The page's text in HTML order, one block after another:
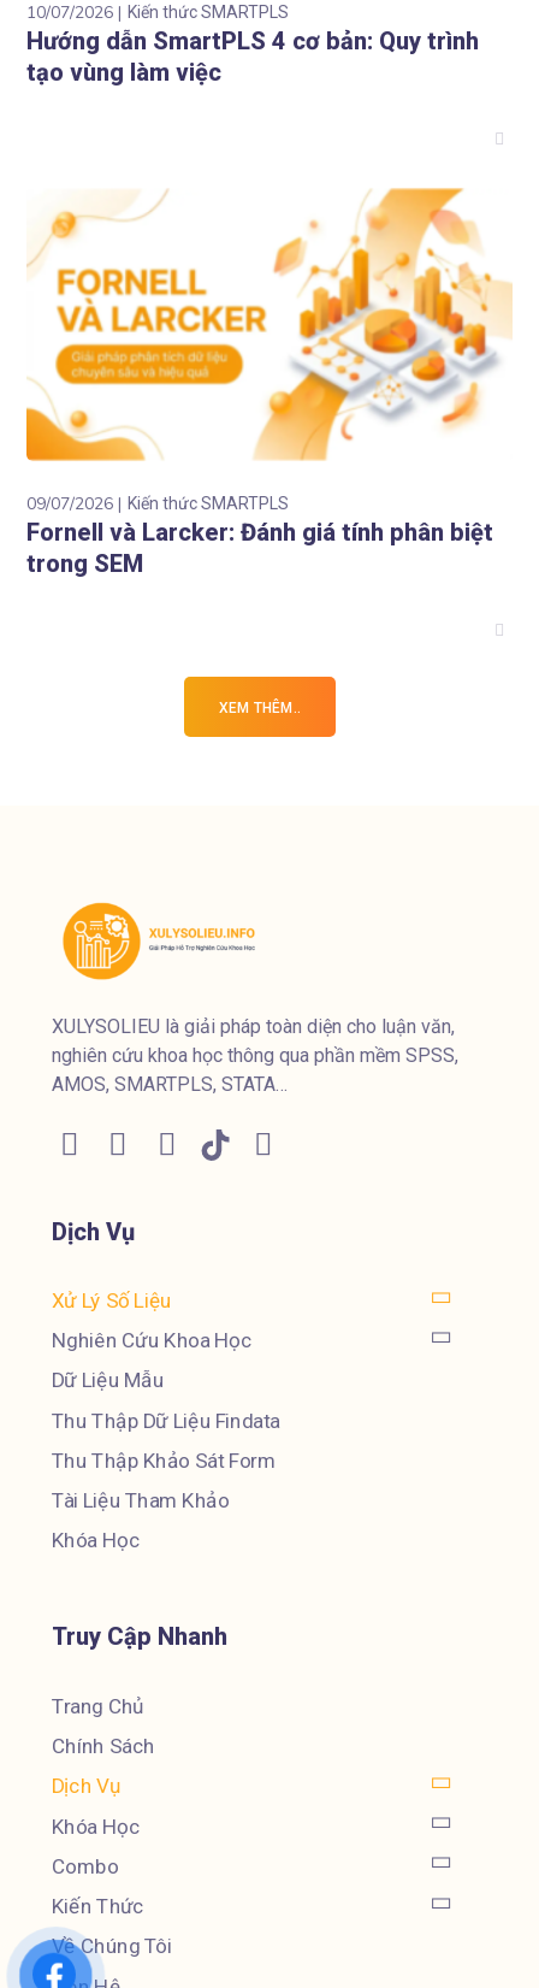
10/07/2026 Kiến thức SMARTPLS
Hướng dẫn SmartPLS 4 cơ bản: Quy trình
tạo vùng làm việc
09/07/2026 Kiến thức SMARTPLS
Fornell và Larcker: Đánh giá tính phân biệt
trong SEM
XEM THÊM..
XULYSOLIEU là giải pháp toàn diện cho luận văn,
nghiên cứu khoa học thông qua phần mềm SPSS,
AMOS, SMARTPLS, STATA…
Dịch Vụ
Xử Lý Số Liệu
Nghiên Cứu Khoa Học
Dữ Liệu Mẫu
Thu Thập Dữ Liệu Findata
Thu Thập Khảo Sát Form
Tài Liệu Tham Khảo
Khóa Học
Truy Cập Nhanh
Trang Chủ
Chính Sách
Dịch Vụ
Khóa Học
Combo
Kiến Thức
Về Chúng Tôi